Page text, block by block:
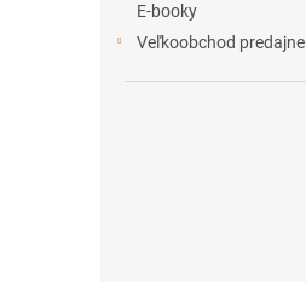
E-booky
Veľkoobchod predajne